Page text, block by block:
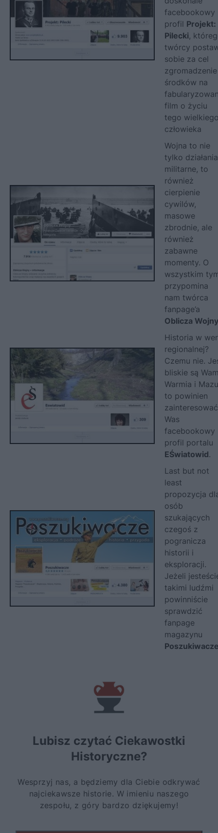
facebookowy
profil Projekt:
Pilecki,
twórcy
sobie za cel
zgromadzenie
środków na
film o życiu
tego
człowieka
Wojna to nie
tylko działania
militarne, to
również
cierpienie
cywilów,
masowe
zbrodnie, ale
również
zabawne
momenty. O
wszystkim
przypomina
nam twórca
fanpage’a
Oblicza Wojny
Historia w
regionalnej?
Czemu nie.
bliskie są
Warmia i
to powinien
zainteresować
Was
facebookowy
profil portalu
EŚwiatowid.
Last but not
least
propozycja
osób
szukających
czegoś z
pogranicza
historii i
eksploracji.
Jeżeli
takimi ludźmi
powinniście
sprawdzić
fanpage
magazynu